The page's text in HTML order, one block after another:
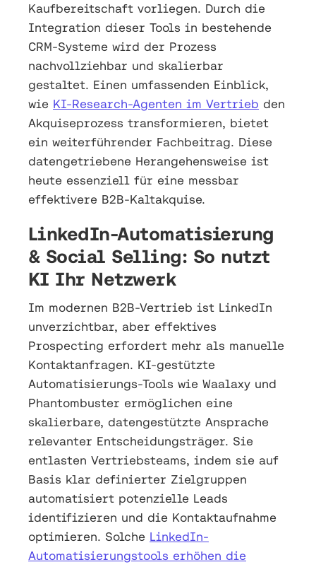
Kaufbereitschaft vorliegen. Durch die
Integration dieser Tools in bestehende
CRM-Systeme wird der Prozess
nachvollziehbar und skalierbar
gestaltet. Einen umfassenden Einblick,
wie KI-Research-Agenten im Vertrieb den
Akquiseprozess transformieren, bietet
ein weiterführender Fachbeitrag. Diese
datengetriebene Herangehensweise ist
heute essenziell für eine messbar
effektivere B2B-Kaltakquise.
LinkedIn-Automatisierung
& Social Selling: So nutzt
KI Ihr Netzwerk
Im modernen B2B-Vertrieb ist LinkedIn
unverzichtbar, aber effektives
Prospecting erfordert mehr als manuelle
Kontaktanfragen. KI-gestützte
Automatisierungs-Tools wie Waalaxy und
Phantombuster ermöglichen eine
skalierbare, datengestützte Ansprache
relevanter Entscheidungsträger. Sie
entlasten Vertriebsteams, indem sie auf
Basis klar definierter Zielgruppen
automatisiert potenzielle Leads
identifizieren und die Kontaktaufnahme
optimieren. Solche LinkedIn-
Automatisierungstools erhöhen die